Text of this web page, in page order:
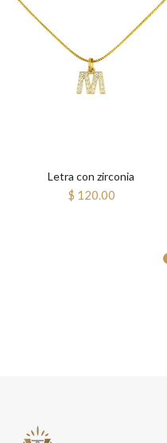
Letra con zirconia
$ 120.00